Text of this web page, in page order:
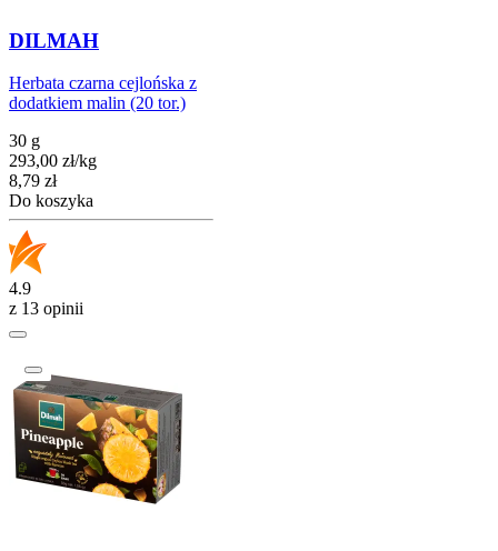
DILMAH
Herbata czarna cejlońska z
dodatkiem malin (20 tor.)
30 g
293,00 zł/kg
Cena
8,79 zł
Do koszyka
4.9
z 13 opinii